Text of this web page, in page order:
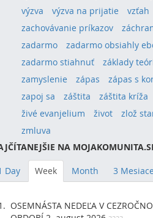
výzva
výzva na prijatie vzťah
zachovávanie príkazov
zadarmo
zadarmo obsiahly
zadarmo stiahnuť
základy
zamyslenie
zápas
zápas s
zapoj sa
záštita záštita kríža
živé evanjelium
život zlož
zmluva
NA
Day Week Month 3 Mesiace
OSEMNÁSTA NEDEĽA V